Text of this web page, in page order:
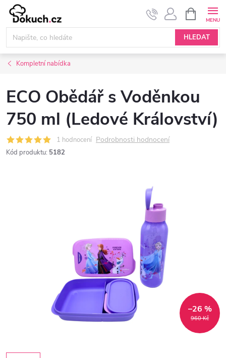
Přejít
obsah
HLEDAT
NÁKUPNÍ
KOŠÍK
Kompletní nabídka
ECO Obědář s Voděnkou
750 ml (Ledové Království)
1 hodnocení Podrobnosti hodnocení
Kód produktu: 5182
960 Kč
–26 %